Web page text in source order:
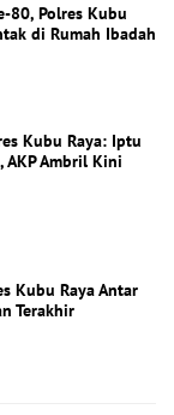
80, Polres Kubu
di Rumah Ibadah
Kubu Raya: Iptu
AKP Ambril Kini
Kubu Raya Antar
Terakhir